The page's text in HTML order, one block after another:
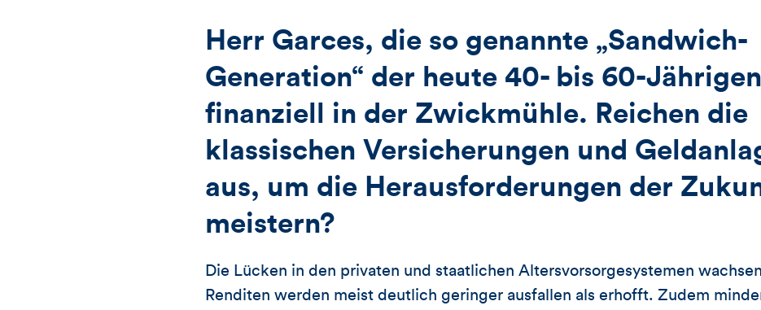
Herr Garces, die so genannte „Sandwich-
Generation“ der heute 40- bis 60-
finanziell in der Zwickmühle. Reichen die
klassischen Versicherungen und
aus, um die Herausforderungen der
meistern?
Die Lücken in den privaten und staatlichen Altersvorsorgesystemen
Renditen werden meist deutlich geringer ausfallen als erhofft. Zudem